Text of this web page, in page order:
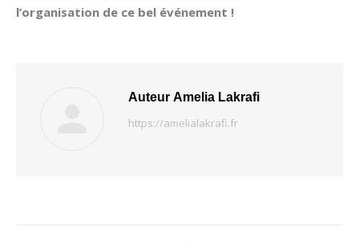
l’organisation de ce bel événement !
Auteur Amelia Lakrafi
https://amelialakrafi.fr